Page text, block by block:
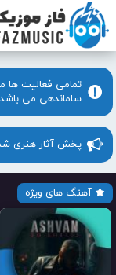
تمامی فعالیت ها
ساماندهی می باشد
پخش آثار هنری
آهنگ های ویژه